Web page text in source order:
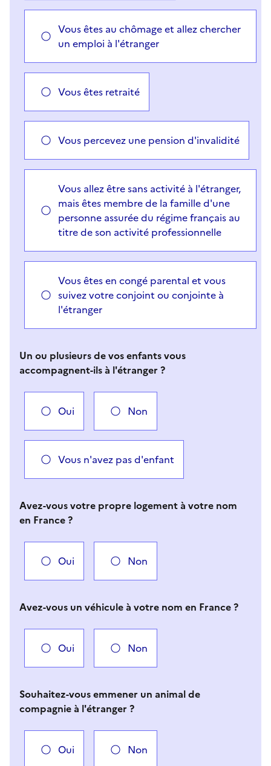
Vous êtes au chômage et allez chercher
un emploi à l'étranger
Vous êtes retraité
Vous percevez une pension d'invalidité
Vous allez être sans activité à l'étranger,
mais êtes membre de la famille d'une
personne assurée du régime français au
titre de son activité professionnelle
Vous êtes en congé parental et vous
suivez votre conjoint ou conjointe à
l'étranger
Un ou plusieurs de vos enfants vous
accompagnent-ils à l'étranger ?
Oui Non
Vous n'avez pas d'enfant
Avez-vous votre propre logement à votre nom
en France ?
Oui Non
Avez-vous un véhicule à votre nom en France ?
Oui Non
Souhaitez-vous emmener un animal de
compagnie à l'étranger ?
Oui Non